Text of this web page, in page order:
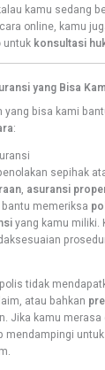
kamu sedang
online, kamu
untuk konsultasi
yang Bisa
yang bisa kami
:
sepihak
, asuransi
memeriksa
yang kamu miliki.
tidak
atau bahkan
Jika kamu
mendampingi